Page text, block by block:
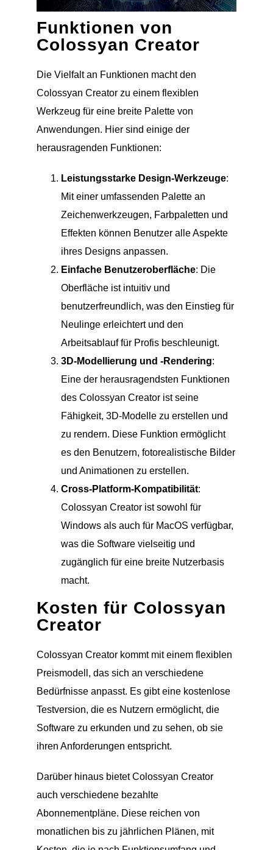
Funktionen von
Colossyan Creator
Die Vielfalt an Funktionen macht den
Colossyan Creator zu einem flexiblen
Werkzeug für eine breite Palette von
Anwendungen. Hier sind einige der
herausragenden Funktionen:
Leistungsstarke Design-Werkzeuge:
Mit einer umfassenden Palette an
Zeichenwerkzeugen, Farbpaletten und
Effekten können Benutzer alle Aspekte
ihres Designs anpassen.
Einfache Benutzeroberfläche: Die
Oberfläche ist intuitiv und
benutzerfreundlich, was den Einstieg für
Neulinge erleichtert und den
Arbeitsablauf für Profis beschleunigt.
3D-Modellierung und -Rendering:
Eine der herausragendsten Funktionen
des Colossyan Creator ist seine
Fähigkeit, 3D-Modelle zu erstellen und
zu rendern. Diese Funktion ermöglicht
es den Benutzern, fotorealistische Bilder
und Animationen zu erstellen.
Cross-Platform-Kompatibilität:
Colossyan Creator ist sowohl für
Windows als auch für MacOS verfügbar,
was die Software vielseitig und
zugänglich für eine breite Nutzerbasis
macht.
Kosten für Colossyan
Creator
Colossyan Creator kommt mit einem flexiblen
Preismodell, das sich an verschiedene
Bedürfnisse anpasst. Es gibt eine kostenlose
Testversion, die es Nutzern ermöglicht, die
Software zu erkunden und zu sehen, ob sie
ihren Anforderungen entspricht.
Darüber hinaus bietet Colossyan Creator
auch verschiedene bezahlte
Abonnementpläne. Diese reichen von
monatlichen bis zu jährlichen Plänen, mit